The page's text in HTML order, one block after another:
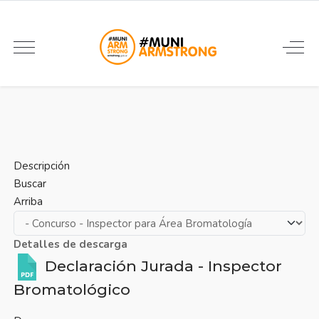
Descripción
Buscar
Arriba
Detalles de descarga
Declaración Jurada - Inspector
Bromatológico